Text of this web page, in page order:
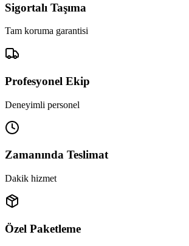
Sigortalı Taşıma
Tam koruma garantisi
Profesyonel Ekip
Deneyimli personel
Zamanında Teslimat
Dakik hizmet
Özel Paketleme